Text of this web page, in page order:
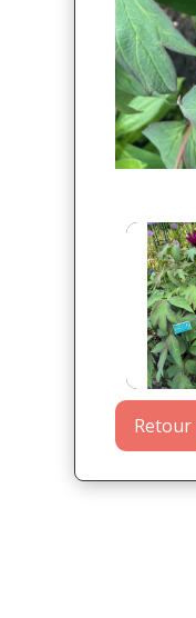
Retour